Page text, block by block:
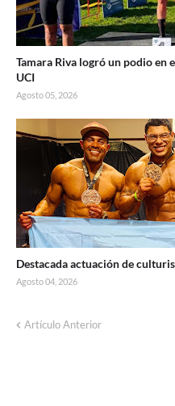
Tamara Riva logró un podio en
UCI
Agosto 05, 2026
Destacada actuación de
Agosto 04, 2026
Artículo Anterior